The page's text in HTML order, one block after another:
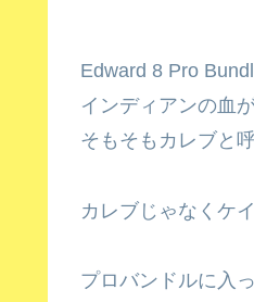
Edward 8 Pro
インディアンの血
そもそもカレブと
カレブじゃなくケ
プロバンドルに入